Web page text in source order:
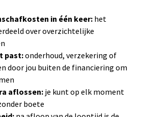
in één keer:het
over overzichtelijke
past:onderhoud, verzekering of
door jou buiten de financiering om
aflossen:je kunt op elk moment
boete